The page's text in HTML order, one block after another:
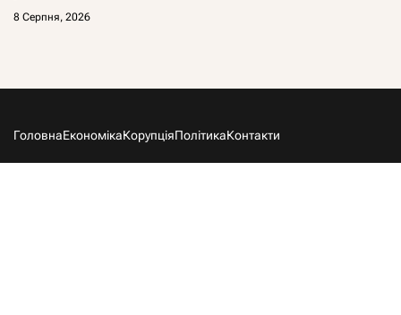
8 Серпня, 2026
ГоловнаЕкономікаКорупціяПолітикаКонтакти